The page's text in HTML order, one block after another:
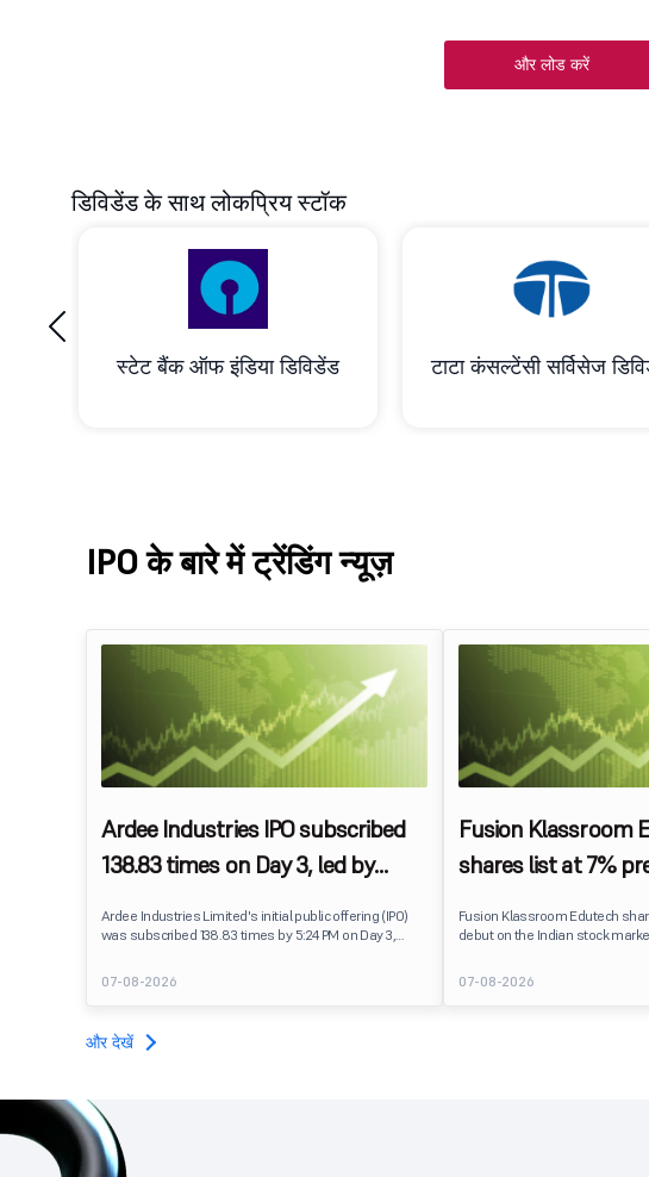
और लोड करें
डिविडेंड के साथ लोकप्रिय स्टॉक
स्टेट बैंक ऑफ इंडिया डिविडेंड टाटा कंसल्टेंसी सर्विसेज
‹
IPO के बारे में ट्रेंडिंग न्यूज़
Ardee Industries IPO subscribed
138.83 times on Day 3, led by
Ardee Industries Limited's initial public offering (IPO)
was subscribed 138.83 times by 5:24 PM on Day 3,
7,80,88,05,383 shares against 5,62,46,366 shares
available for subscription.
07-08-2026
Fusion Klassroom
shares list at 7%
Fusion Klassroom Edutech
debut on the Indian stock
delivering a premium of nearly
price of ₹159. The listing offered
investors, reflecting measured
07-08-2026
और देखें